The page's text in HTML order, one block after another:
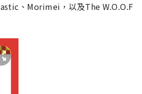
、Morimei，以及The W.O.O.F